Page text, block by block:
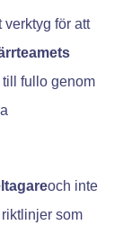
verktyg för att
till fullo genom
och inte
som